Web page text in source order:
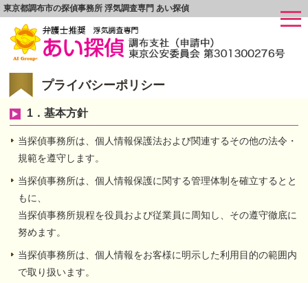
東京都調布市の探偵事務所 浮気調査専門 あい探偵
プライバシーポリシー
1．基本方針
当探偵事務所は、個人情報保護法および関連するその他の法令・
規範を遵守します。
当探偵事務所は、個人情報保護に関する管理体制を確立するとと
もに、
当探偵事務所規程を役員および従業員に周知し、その遵守徹底に
努めます。
当探偵事務所は、個人情報をお客様に明示した利用目的の範囲内
で取り扱います。